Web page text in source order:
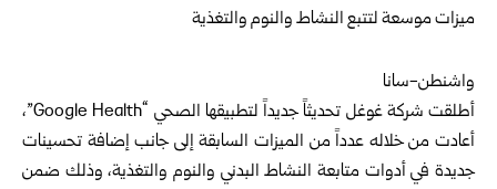
واشنطن-سانا
أطلقت شركة غوغل تحديثاً جديداً لتطبيقها الصحي “Google Health”،
أعادت من خلاله عدداً من الميزات السابقة إلى جانب إضافة تحسينات
جديدة في أدوات متابعة النشاط البدني والنوم والتغذية، وذلك ضمن